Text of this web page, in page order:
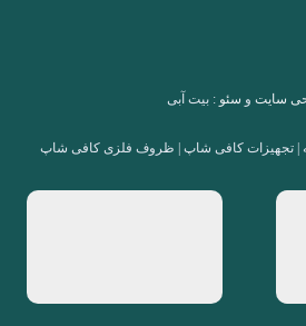
سایت و سئو : بیت آبی
| تجهیزات کافی شاپ | ظروف فلزی کافی شاپ